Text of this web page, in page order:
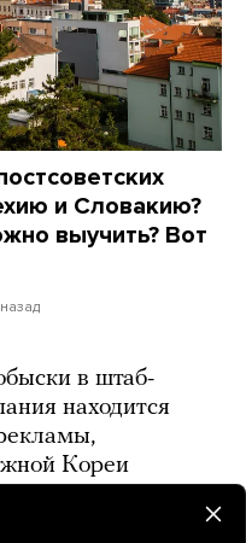
и Словакию?
выучить? Вот
в штаб-
находится
Кореи